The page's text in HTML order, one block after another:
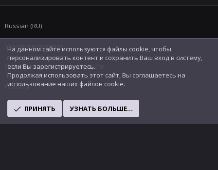
Russian (RU)
Условия и правила
Политика конфиденциальности
Помощь
R
S
На данном сайте используются файлы cookie, чтобы
персонализировать контент и сохранить Ваш вход в систему,
если Вы зарегистрируетесь.
Продолжая использовать этот сайт, Вы соглашаетесь на
использование наших файлов cookie.
ПРИНЯТЬ УЗНАТЬ БОЛЬШЕ...